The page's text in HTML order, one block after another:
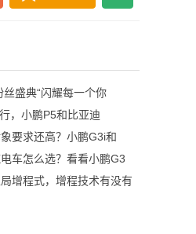
盛典“闪耀每一个你
，小鹏P5和比亚迪
要求还高？小鹏G3i和
车怎么选？看看小鹏G3
增程式，增程技术有没有